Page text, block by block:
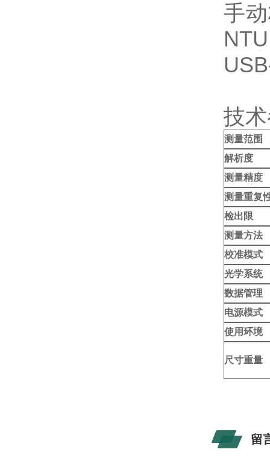
手
技
测量范围
解析度
测量精度
测量重复
检出限
测量方法
校准模式
光学系统
数据管理
电源模式
使用环境
尺寸重量
留